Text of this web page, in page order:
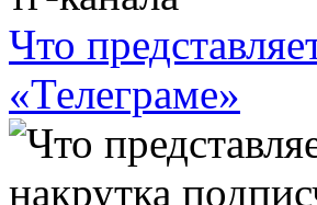
Что
«Телеграме»